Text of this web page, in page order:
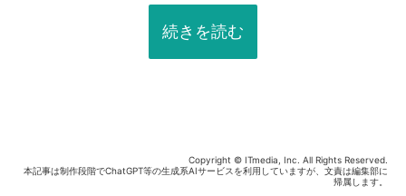
続きを読む
Copyright © ITmedia, Inc. All Rights Reserved.
本記事は制作段階でChatGPT等の生成系AIサービスを利用していますが、文責は編集部に
帰属します。